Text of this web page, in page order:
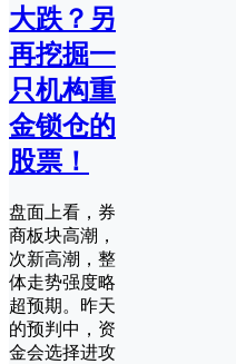
大跌？另
再挖掘一
只机构重
金锁仓的
股票！
盘面上看，券
商板块高潮，
次新高潮，整
体走势强度略
超预期。昨天
的预判中，资
金会选择进攻